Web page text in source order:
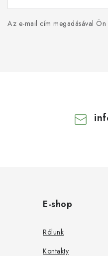
Az e-mail cím megadásával
E-shop
Rólunk
Kontakty